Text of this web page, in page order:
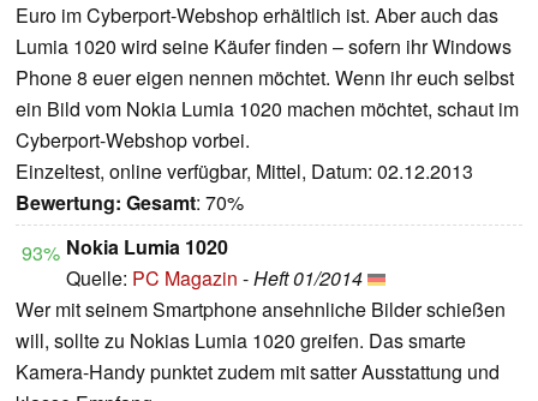
Euro im Cyberport-Webshop erhältlich ist. Aber auch das
Lumia 1020 wird seine Käufer finden – sofern ihr Windows
Phone 8 euer eigen nennen möchtet. Wenn ihr euch selbst
ein Bild vom Nokia Lumia 1020 machen möchtet, schaut im
Cyberport-Webshop vorbei.
Einzeltest, online verfügbar, Mittel, Datum: 02.12.2013
Bewertung: Gesamt: 70%
93% Nokia Lumia 1020
Quelle: PC Magazin -Heft 01/2014
Wer mit seinem Smartphone ansehnliche Bilder schießen
will, sollte zu Nokias Lumia 1020 greifen. Das smarte
Kamera-Handy punktet zudem mit satter Ausstattung und